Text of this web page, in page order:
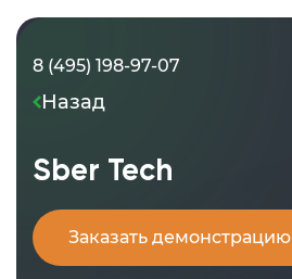
8 (495) 198-97-07
Назад
Sber Tech
Заказать демонстрацию